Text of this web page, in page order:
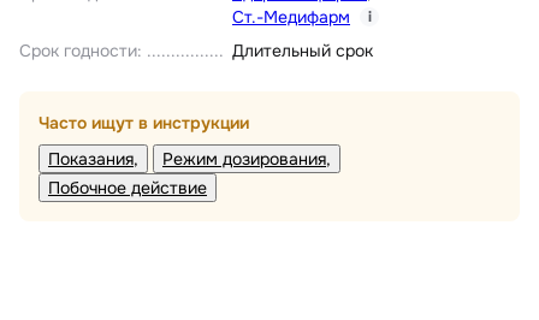
Ст.-Медифарм
i
Срок годности: Длительный срок
Часто ищут в инструкции
Показания
Режим дозирования
Побочное действие